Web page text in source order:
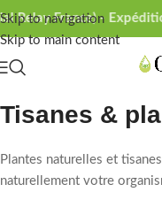
Skip to navigation
Skip to main content
France) - Expédition
Tisanes &
Plantes naturelles et
naturellement votre